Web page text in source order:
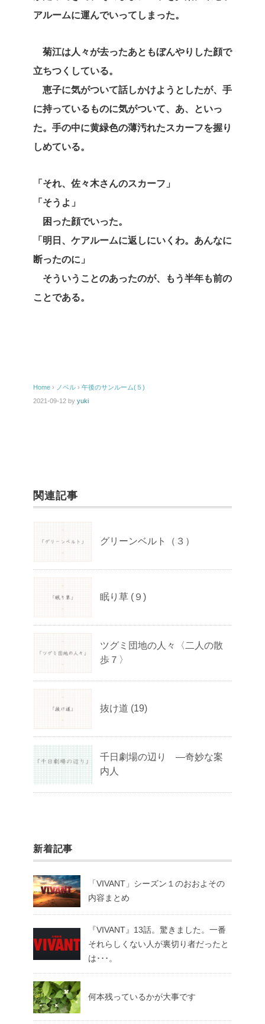
アルームに運んでいってしまった。
菊江は人々が去ったあともぼんやりした顔で
立ちつくしている。
恵子に気がついて話しかけようとしたが、手
に持っているものに気がついて、あ、といっ
た。手の中に黄緑色の薄汚れたスカーフを握り
しめている。
「それ、佐々木さんのスカーフ」
「そうよ」
困った顔でいった。
「明日、ケアルームに返しにいくわ。あんなに
断ったのに」
そういうことのあったのが、もう半年も前の
ことである。
Home › ノベル › 午後のサンルーム(５)
2021-09-12 by yuki
関連記事
グリーンベルト（３）
眠り草 (９)
ツグミ団地の人々〈二人の散
歩７〉
抜け道 (19)
千日劇場の辺り ―奇妙な案
内人
新着記事
「VIVANT」シーズン１のおおよその
内容まとめ
『VIVANT』13話。驚きました。一番
それらしくない人が裏切り者だったと
は･･･。
何本残っているかが大事です